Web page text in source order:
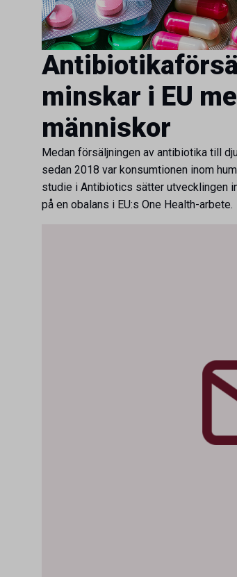
minskar i EU
människor
Medan försäljningen av antibiotika till
sedan 2018 var konsumtionen inom
studie i Antibiotics sätter utvecklingen
på en obalans i EU:s One Health-arbete.